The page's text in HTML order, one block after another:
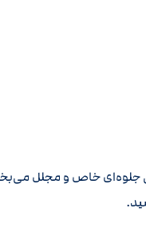
خاص و مجلل